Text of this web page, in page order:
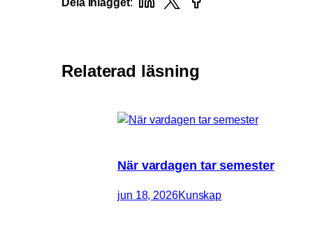
Dela inlägget:
Relaterad läsning
När vardagen tar semester
jun 18, 2026Kunskap